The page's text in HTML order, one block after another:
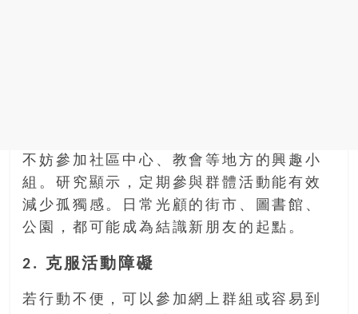
不妨參加社區中心、教會等地方的興趣小
組。研究顯示，定期參與群體活動能有效
減少孤獨感。日常光顧的街市、圖書館、
公園，都可能成為結識新朋友的起點。
2. 克服活動障礙
若行動不便，可以參加網上群組或容易到